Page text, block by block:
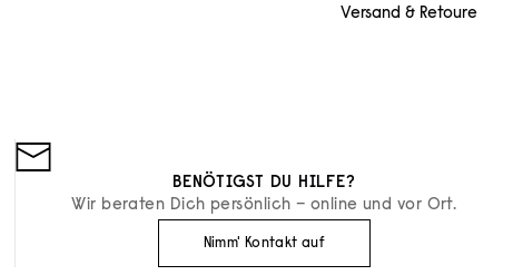
Versand & Retoure
BENÖTIGST DU HILFE?
Wir beraten Dich persönlich – online und vor Ort.
Nimm' Kontakt auf